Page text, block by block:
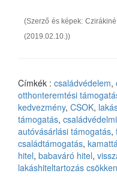
(Szerző és képek:
(2019.02.10.))
Címkék : családvédelem,
otthonteremtési
kedvezmény, CSOK,
támogatás,
autóvásárlási támogatás,
családtámogatás,
hitel, babaváró hitel,
lakáshiteltartozás